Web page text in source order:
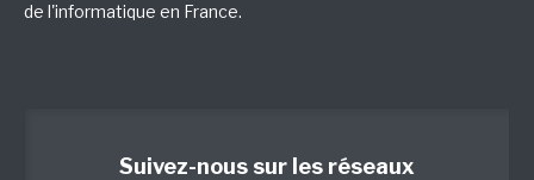
de l'informatique en France.
Suivez-nous sur les réseaux